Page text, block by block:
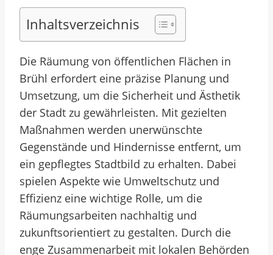
Inhaltsverzeichnis
Die Räumung von öffentlichen Flächen in
Brühl erfordert eine präzise Planung und
Umsetzung, um die Sicherheit und Ästhetik
der Stadt zu gewährleisten. Mit gezielten
Maßnahmen werden unerwünschte
Gegenstände und Hindernisse entfernt, um
ein gepflegtes Stadtbild zu erhalten. Dabei
spielen Aspekte wie Umweltschutz und
Effizienz eine wichtige Rolle, um die
Räumungsarbeiten nachhaltig und
zukunftsorientiert zu gestalten. Durch die
enge Zusammenarbeit mit lokalen Behörden